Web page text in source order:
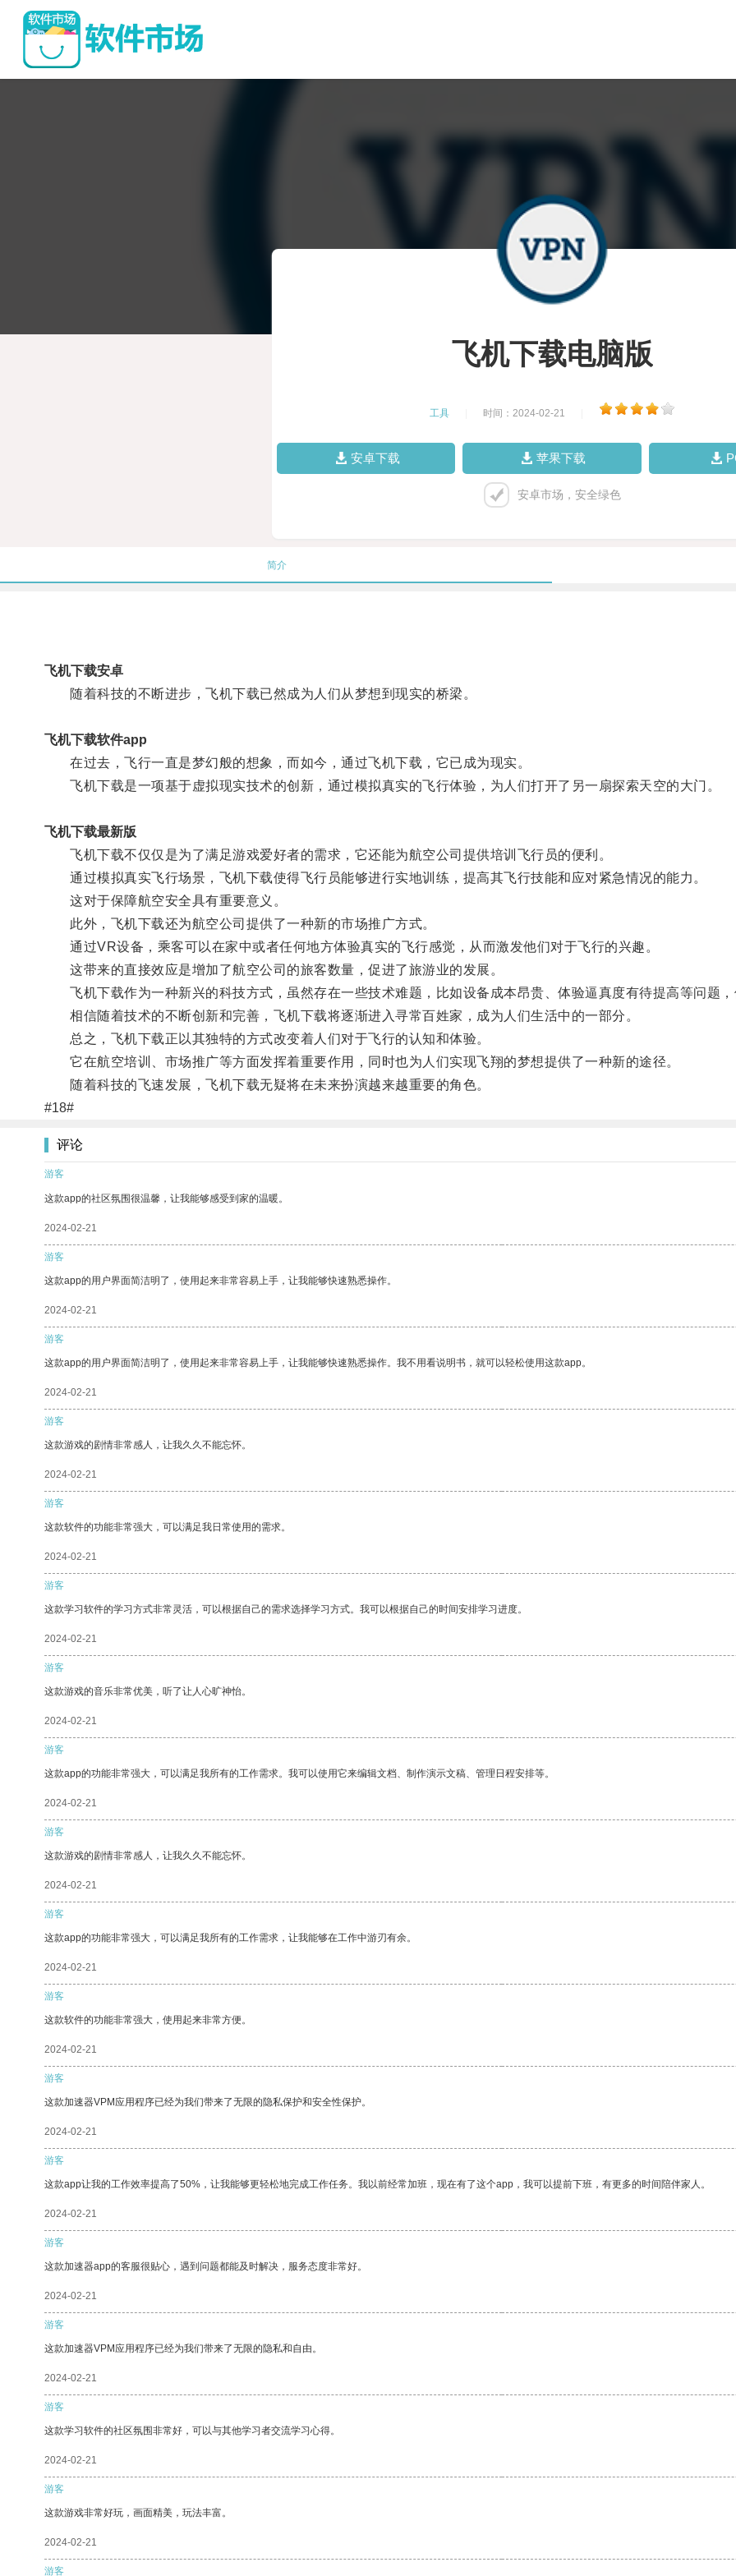
飞机下载电脑版
工具 时间：2024-02-21
安卓下载 苹果下载
安卓市场，安全绿色
简介
飞机下载安卓
随着科技的不断进步，飞机下载已然成为人们从梦想到现实的桥梁。
飞机下载软件app
在过去，飞行一直是梦幻般的想象，而如今，通过飞机下载，它已成为现实。
飞机下载是一项基于虚拟现实技术的创新，通过模拟真实的飞行体验，为人们打开了另一扇探索天空的大门。
飞机下载最新版
飞机下载不仅仅是为了满足游戏爱好者的需求，它还能为航空公司提供培训飞行员的便利。
通过模拟真实飞行场景，飞机下载使得飞行员能够进行实地训练，提高其飞行技能和应对紧急情况的能力。
这对于保障航空安全具有重要意义。
此外，飞机下载还为航空公司提供了一种新的市场推广方式。
通过VR设备，乘客可以在家中或者任何地方体验真实的飞行感觉，从而激发他们对于飞行的兴趣。
这带来的直接效应是增加了航空公司的旅客数量，促进了旅游业的发展。
飞机下载作为一种新兴的科技方式，虽然存在一些技术难题，比如设备成本昂贵、体验逼真度有待提高等问题，
相信随着技术的不断创新和完善，飞机下载将逐渐进入寻常百姓家，成为人们生活中的一部分。
总之，飞机下载正以其独特的方式改变着人们对于飞行的认知和体验。
它在航空培训、市场推广等方面发挥着重要作用，同时也为人们实现飞翔的梦想提供了一种新的途径。
随着科技的飞速发展，飞机下载无疑将在未来扮演越来越重要的角色。
#18#
评论
游客
这款app的社区氛围很温馨，让我能够感受到家的温暖。
2024-02-21
游客
这款app的用户界面简洁明了，使用起来非常容易上手，让我能够快速熟悉操作。
2024-02-21
游客
这款app的用户界面简洁明了，使用起来非常容易上手，让我能够快速熟悉操作。我不用看说明书，就可以轻松使用这款app。
2024-02-21
游客
这款游戏的剧情非常感人，让我久久不能忘怀。
2024-02-21
游客
这款软件的功能非常强大，可以满足我日常使用的需求。
2024-02-21
游客
这款学习软件的学习方式非常灵活，可以根据自己的需求选择学习方式。我可以根据自己的时间安排学习进度。
2024-02-21
游客
这款游戏的音乐非常优美，听了让人心旷神怡。
2024-02-21
游客
这款app的功能非常强大，可以满足我所有的工作需求。我可以使用它来编辑文档、制作演示文稿、管理日程安排等。
2024-02-21
游客
这款游戏的剧情非常感人，让我久久不能忘怀。
2024-02-21
游客
这款app的功能非常强大，可以满足我所有的工作需求，让我能够在工作中游刃有余。
2024-02-21
游客
这款软件的功能非常强大，使用起来非常方便。
2024-02-21
游客
这款加速器VPM应用程序已经为我们带来了无限的隐私保护和安全性保护。
2024-02-21
游客
这款app让我的工作效率提高了50%，让我能够更轻松地完成工作任务。我以前经常加班，现在有了这个app，我可以提前下班，有更多的时间陪伴家人。
2024-02-21
游客
这款加速器app的客服很贴心，遇到问题都能及时解决，服务态度非常好。
2024-02-21
游客
这款加速器VPM应用程序已经为我们带来了无限的隐私和自由。
2024-02-21
游客
这款学习软件的社区氛围非常好，可以与其他学习者交流学习心得。
2024-02-21
游客
这款游戏非常好玩，画面精美，玩法丰富。
2024-02-21
游客